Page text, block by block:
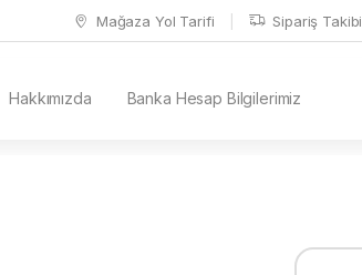
Mağaza Yol Tarifi Sipariş Takibi
Hakkımızda Banka Hesap Bilgilerimiz